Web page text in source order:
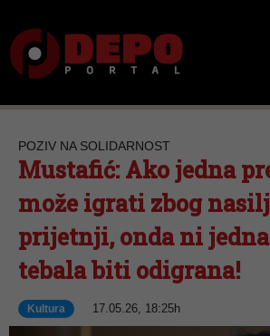
POZIV NA SOLIDARNOST
Mustafić: Ako jedna
može igrati zbog
prijetnji, onda ni
tebala biti odigrana!
Kultura 17.05.26, 18:25h